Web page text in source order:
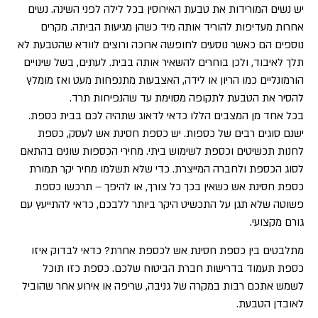
יש נשים המורידות את טבעת האירוסין בכל לילה לפני השינה. נשים
אחרות מעדיפות להוריד אותה מיד כשהן מגיעות הביתה. מקרים
נוספים הם כאשר נוסעים לחופשה ארוכה ורוצים לוודא שהטבעת לא
תלך לאיבוד, ולכן בוחרים להשאיר אותה בבית. לעתים, בשל שינויים
הורמונליים כמו הריון או לידה, האצבעות מתנפחות מעט ואז מומלץ
להסיר את הטבעת לתקופה מסוימת עד שהנפיחות תרד.
בכל אחד מן המצבים הללו כדאי לדאוג שתהיה לכם בבית כספת.
ישנם סוגים רבים של כספות. יש כספת חסינת אש לעסק, כספת
לחנות תכשיטים וכספת לשימוש ביתי. מחירי הכספות שונים בהתאם
לסוג הכספת ולחברה המייצרת. כדי שלא תשלמו מחיר יקר תמורת
כספת חסינת אש כשאין בכך כל צורך, או להיפך – תרכשו כספת
פשוטה שלא תגן על התכשיט היקר ביותר ללבכם, כדאי להתייעץ עם
גורם מקצועי.
מתלבטים בין כספת חסינת אש לכספת אחרת? כדאי לבדוק איזו
כספת תעמוד בדרישות חברת הביטוח שלכם. כספת כזו תוכל
לשמש אתכם רבות במקרה של גניבה, שריפה או אירוע אחר שהוביל
לאובדן הטבעת.